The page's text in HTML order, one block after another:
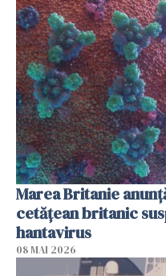
Marea Britanie
cetăţean britanic
hantavirus
08 MAI 2026